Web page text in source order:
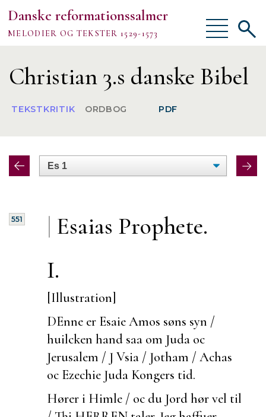
Danske reformationssalmer
MELODIER OG TEKSTER 1529-1573
Vis/skjul
menu
Om
TEKSTER
MELODIER
Vis/
Christian 3.s danske Bibel
TEKSTKRITIK ORDBOG PDF
|
551
Esaias Prophete.
I.
[Illustration]
DEnne er Esaie Amos søns syn /
huilcken hand saa om Juda oc
Jerusalem / J Vsia / Jotham / Achas
oc Ezechie Juda Kongers tid.
Hører i Himle / oc du Jord hør vel til